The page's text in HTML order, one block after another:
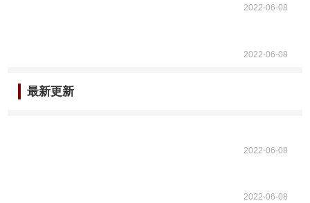
2022-06-08
2022-06-08
最新更新
2022-06-08
2022-06-08